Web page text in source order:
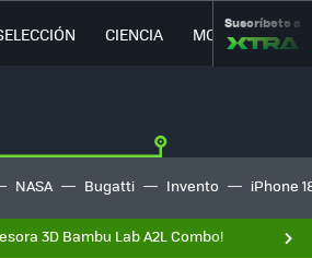
CIENCIA MOVILIDAD
Suscríbete a
NASA Bugatti Invento iPhone
3D Bambu Lab A2L Combo!